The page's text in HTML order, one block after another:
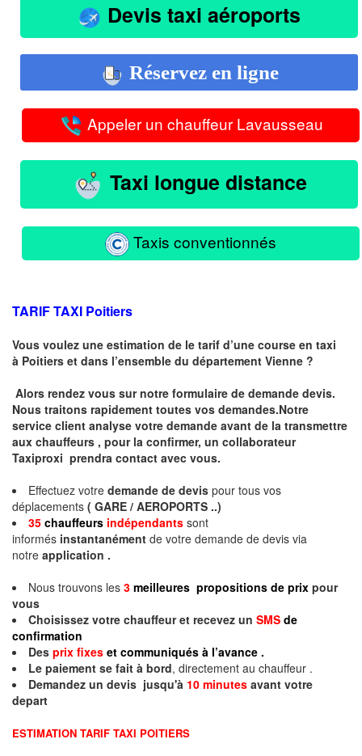
Devis taxi aéroports
Réservez en ligne
Appeler un chauffeur Lavausseau
Taxi longue distance
Taxis conventionnés
TARIF TAXI Poitiers
Vous voulez une estimation de le tarif d’une course en taxi
à Poitiers et dans l’ensemble du département Vienne ?
Alors rendez vous sur notre formulaire de demande devis.
Nous traitons rapidement toutes vos demandes.Notre
service client analyse votre demande avant de la transmettre
aux chauffeurs , pour la confirmer, un collaborateur
Taxiproxi prendra contact avec vous.
Effectuez votre demande de devis pour tous vos
déplacements ( GARE / AEROPORTS ..)
35 chauffeurs indépendants sont
informés instantanément de votre demande de devis via
notre application .
Nous trouvons les 3 meilleures propositions de prix pour
vous
Choisissez votre chauffeur et recevez un SMS de
confirmation
Des prix fixes et communiqués à l’avance .
Le paiement se fait à bord, directement au chauffeur .
Demandez un devis jusqu'à 10 minutes avant votre
depart
ESTIMATION TARIF TAXI POITIERS